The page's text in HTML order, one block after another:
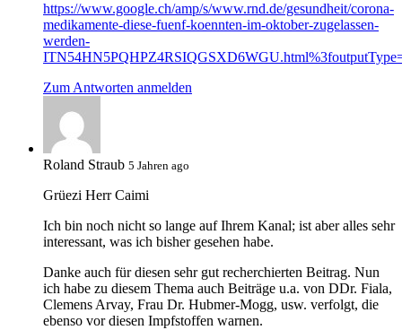
https://www.google.ch/amp/s/www.rnd.de/gesundheit/corona-
medikamente-diese-fuenf-koennten-im-oktober-zugelassen-
werden-
Zum Antworten anmelden
Roland Straub 5 Jahren ago
Grüezi Herr Caimi
Ich bin noch nicht so lange auf Ihrem Kanal; ist aber alles sehr
interessant, was ich bisher gesehen habe.
Danke auch für diesen sehr gut recherchierten Beitrag. Nun
ich habe zu diesem Thema auch Beiträge u.a. von DDr. Fiala,
Clemens Arvay, Frau Dr. Hubmer-Mogg, usw. verfolgt, die
ebenso vor diesen Impfstoffen warnen.